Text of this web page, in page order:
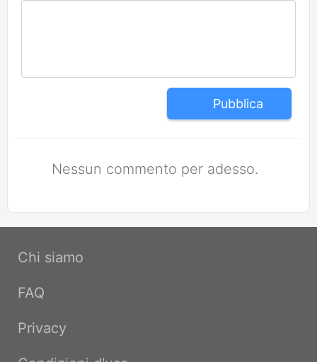
Pubblica
Nessun commento per adesso.
Chi siamo
FAQ
Privacy